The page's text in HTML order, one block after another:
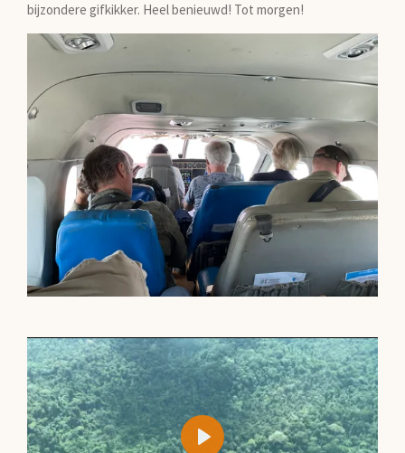
bijzondere gifkikker. Heel benieuwd! Tot morgen!